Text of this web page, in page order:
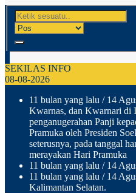
SEKILAS INFO
08-08-2026
11 bulan yang lalu / 14
Kwarnas, dan Kwarnari di
penganugerahan Panji
Pramuka oleh Presiden
seterusnya, pada tanggal
merayakan Hari Pramuka
11 bulan yang lalu / 14
11 bulan yang lalu / 14
Kalimantan Selatan.